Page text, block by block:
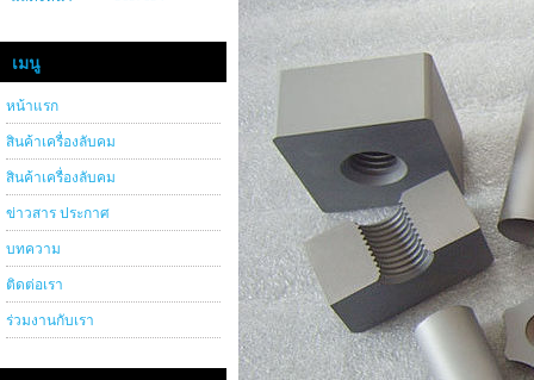
เมนู
หน้าแรก
สินค้าเครื่องลับคม
สินค้าเครื่องลับคม
ข่าวสาร ประกาศ
บทความ
ติดต่อเรา
ร่วมงานกับเรา